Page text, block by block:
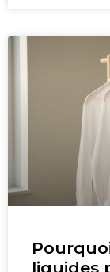
liquides